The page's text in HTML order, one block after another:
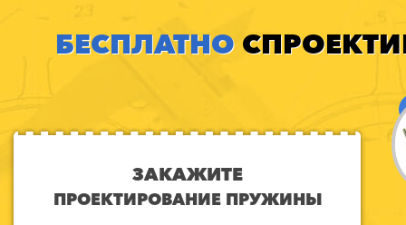
БЕСПЛАТНО
ЗАКАЖИТЕ
ПРОЕКТИРОВАНИЕ ПРУЖИНЫ